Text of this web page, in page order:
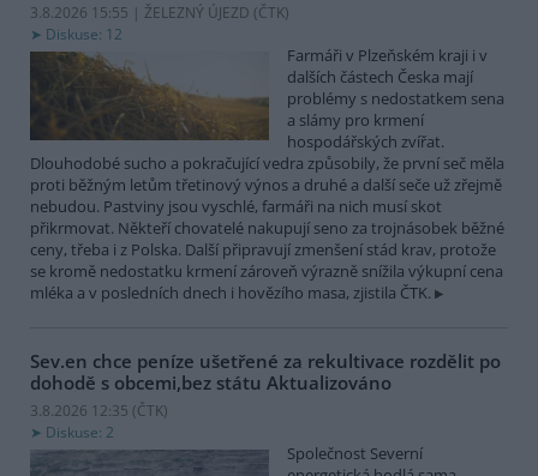
3.8.2026 15:55 | ŽELEZNÝ ÚJEZD (ČTK)
Diskuse: 12
Farmáři v Plzeňském kraji i v
dalších částech Česka mají
problémy s nedostatkem sena
a slámy pro krmení
hospodářských zvířat.
Dlouhodobé sucho a pokračující vedra způsobily, že první seč měla
proti běžným letům třetinový výnos a druhé a další seče už zřejmě
nebudou. Pastviny jsou vyschlé, farmáři na nich musí skot
přikrmovat. Někteří chovatelé nakupují seno za trojnásobek běžné
ceny, třeba i z Polska. Další připravují zmenšení stád krav, protože
se kromě nedostatku krmení zároveň výrazně snížila výkupní cena
mléka a v posledních dnech i hovězího masa, zjistila ČTK.
Sev.en chce peníze ušetřené za rekultivace rozdělit po
dohodě s obcemi,bez státu Aktualizováno
3.8.2026 12:35 (ČTK)
Diskuse: 2
Společnost Severní